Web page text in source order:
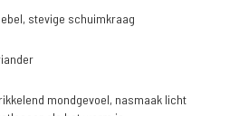
stevige schuimkraag
mondgevoel, nasmaak licht